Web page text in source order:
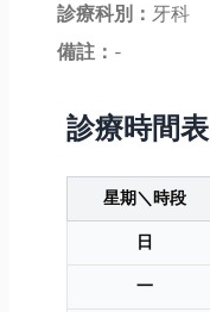
診療科別： 牙科
備註： -
診療時間表
星期＼時段
日
一